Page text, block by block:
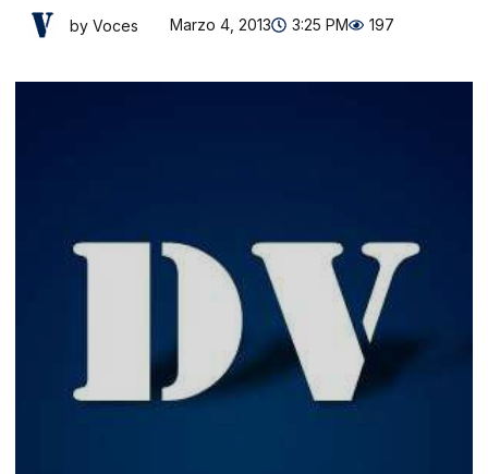
by Voces Marzo 4, 2013 3:25 PM 197